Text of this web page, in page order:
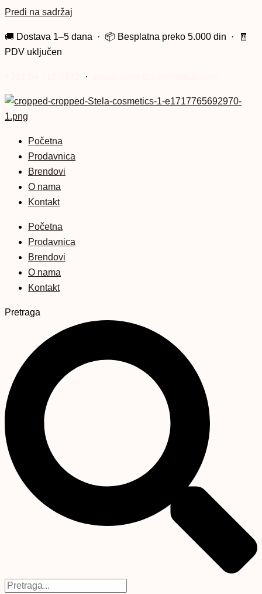
Pređi na sadržaj
🚚 Dostava 1–5 dana · 📦 Besplatna preko 5.000 din · 🧾
PDV uključen
·
Početna
Prodavnica
Brendovi
O nama
Kontakt
Početna
Prodavnica
Brendovi
O nama
Kontakt
Pretraga